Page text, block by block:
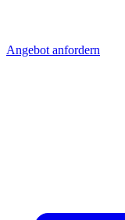
Angebot anfordern